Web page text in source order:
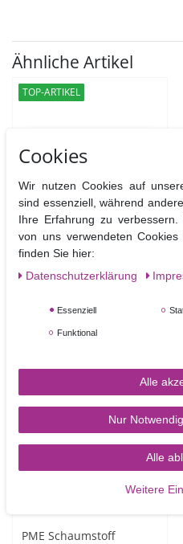
Ähnliche Artikel
TOP-ARTIKEL
PME Nadel Werkzeug –
Modellierwerkzeug –
In den Warenkorb
PME Schaumstoff
Cookies
Wir nutzen Cookies auf
sind essenziell, während
Ihre Erfahrung zu
von uns verwendeten
finden Sie hier:
Daten­schutz­erklärung
Essenziell
Funktional
Alle
Nur
Alle
Weitere